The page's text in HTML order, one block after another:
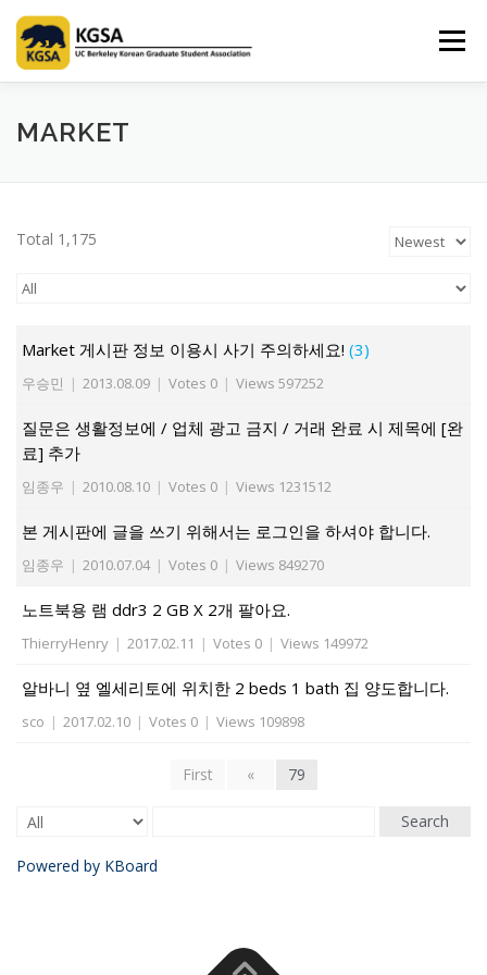
content
Menu
HOME ABOUT US
MARKET
Total 1,175
Market 게시판 정보 이용시 사기 주의하세요! (3)
우승민 | 2013.08.09 | Votes 0 | Views 597252
질문은 생활정보에 / 업체 광고 금지 / 거래 완료 시 제목에 [완
료] 추가
임종우 | 2010.08.10 | Votes 0 | Views 1231512
본 게시판에 글을 쓰기 위해서는 로그인을 하셔야 합니다.
임종우 | 2010.07.04 | Votes 0 | Views 849270
노트북용 램 ddr3 2 GB X 2개 팔아요.
ThierryHenry | 2017.02.11 | Votes 0 | Views 149972
알바니 옆 엘세리토에 위치한 2 beds 1 bath 집 양도합니다.
sco | 2017.02.10 | Votes 0 | Views 109898
First « 79
Search
Powered by KBoard